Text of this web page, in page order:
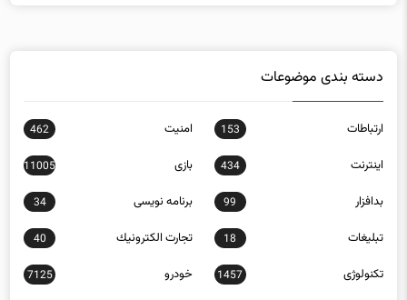
دسته بندی موضوعات
ارتباطات 153 امنيت 462
اينترنت 434 بازی 11005
بدافزار 99 برنامه نويسی 34
تبلیغات 18 تجارت الكترونيك 40
تکنولوژی 1457 خودرو 7125